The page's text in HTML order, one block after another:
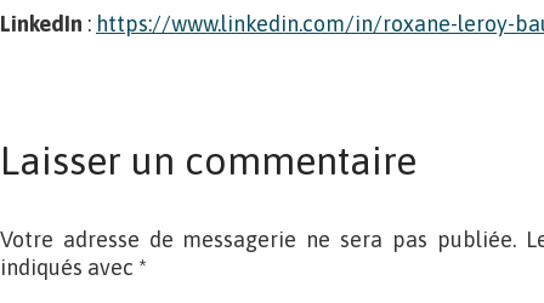
LinkedIn : https://www.linkedin.com/in/roxane-leroy-
Laisser un commentaire
Votre adresse de messagerie ne sera pas publiée.
indiqués avec *